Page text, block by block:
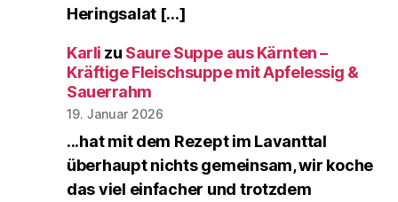
Heringsalat […]
Karli zu Saure Suppe aus Kärnten –
Kräftige Fleischsuppe mit Apfelessig &
Sauerrahm
19. Januar 2026
...hat mit dem Rezept im Lavanttal
überhaupt nichts gemeinsam, wir koche
das viel einfacher und trotzdem